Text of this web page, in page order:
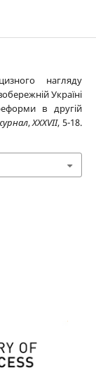
нагляду
Україні
в другій
,XXXVII, 5-18.